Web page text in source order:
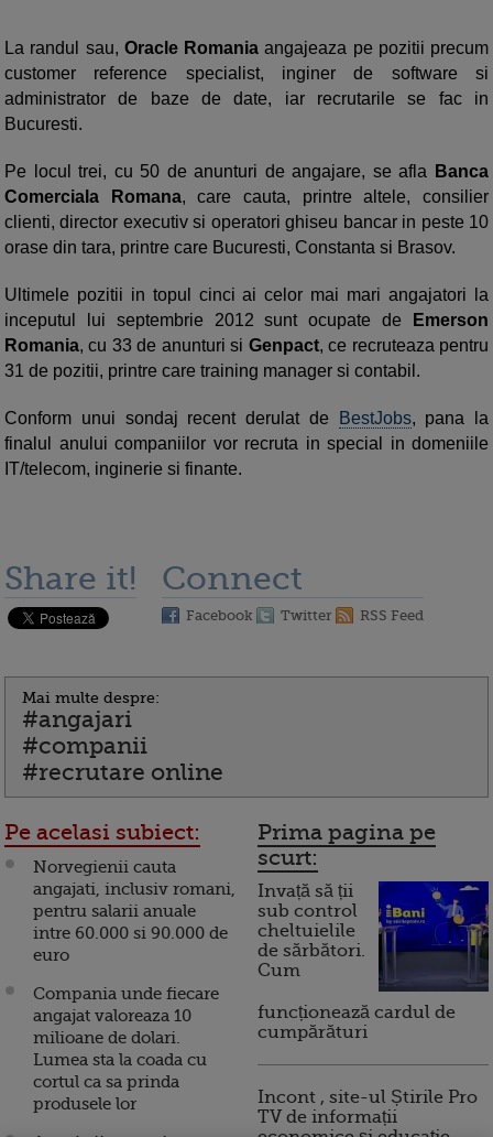
La randul sau, Oracle Romania angajeaza pe pozitii precum
customer reference specialist, inginer de software si
administrator de baze de date, iar recrutarile se fac in
Bucuresti.
Pe locul trei, cu 50 de anunturi de angajare, se afla
Banca
Comerciala Romana, care cauta, printre altele, consilier
clienti, director executiv si operatori ghiseu bancar in peste 10
orase din tara, printre care Bucuresti, Constanta si Brasov.
Ultimele pozitii in topul cinci ai celor mai mari angajatori la
inceputul lui septembrie 2012 sunt ocupate de
Emerson
Romania, cu 33 de anunturi si Genpact, ce recruteaza pentru
31 de pozitii, printre care training manager si contabil.
Conform unui sondaj recent derulat de BestJobs, pana la
finalul anului companiilor vor recruta in special in domeniile
IT/telecom, inginerie si finante.
Share it! Connect
Facebook Twitter RSS Feed
Mai multe despre:
#angajari
#companii
#recrutare online
Pe acelasi subiect:
Norvegienii cauta
angajati, inclusiv romani,
pentru salarii anuale
intre 60.000 si 90.000 de
euro
Compania unde fiecare
angajat valoreaza 10
milioane de dolari.
Lumea sta la coada cu
cortul ca sa prinda
produsele lor
Prima pagina pe
scurt:
Invață să ții
sub control
cheltuielile
de sărbători.
Cum
funcționează cardul de
cumpărături
Incont , site-ul Știrile Pro
TV de informații